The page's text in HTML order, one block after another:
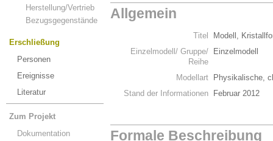
Herstellung/Vertrieb
Bezugsgegenstände
Erschließung
Personen
Ereignisse
Literatur
Zum Projekt
Dokumentation
Allgemein
Titel
Modell,
Einzelmodell/ Gruppe/
Reihe
Einzelmodell
Modellart
Physikalische,
Stand der Informationen
Februar 2012
Formale Beschreibung